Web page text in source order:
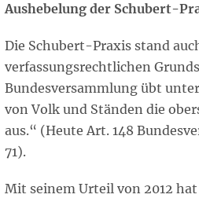
Aushebelung der Schubert-
Die Schubert-Praxis stand
verfassungsrechtlichen
Bundesversammlung übt
von Volk und Ständen die
aus.“ (Heute Art. 148
71).
Mit seinem Urteil von 2012